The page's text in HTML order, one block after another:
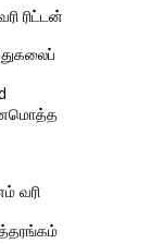
ரிட்டன்
வரி